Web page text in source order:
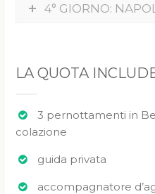
4° GIORNO:
LA QUOTA
3 pernottamenti in
colazione
guida privata
accompagnatore